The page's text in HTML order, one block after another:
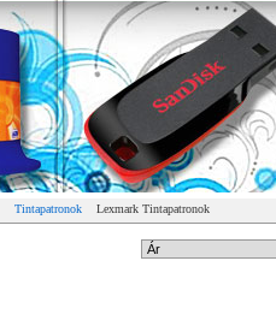
Tintapatronok Lexmark Tintapatronok